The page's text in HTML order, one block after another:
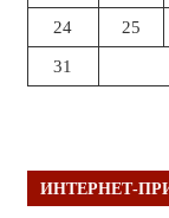
24 25
31
ИНТЕРНЕТ-